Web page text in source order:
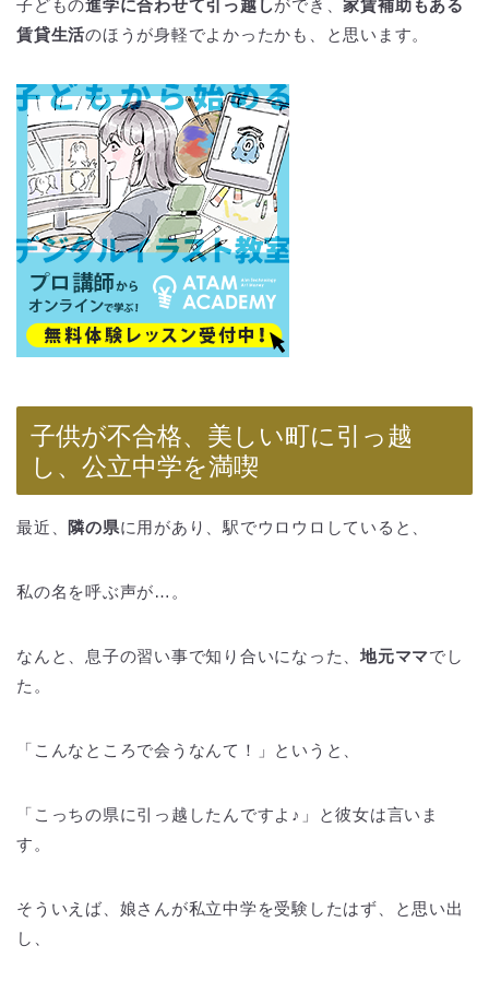
子どもの進学に合わせて引っ越しができ、家賃補助もある
賃貸生活のほうが身軽でよかったかも、と思います。
子供が不合格、美しい町に引っ越
し、公立中学を満喫
最近、 隣の県に用があり、駅でウロウロしていると、
私の名を呼ぶ声が…。
なんと、息子の習い事で知り合いになった、地元ママでし
た。
「こんなところで会うなんて！」というと、
「こっちの県に引っ越したんですよ♪」と彼女は言いま
す。
そういえば、娘さんが私立中学を受験したはず、と思い出
し、